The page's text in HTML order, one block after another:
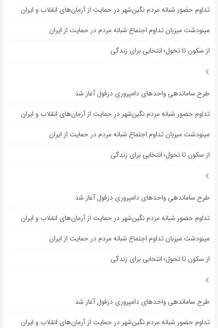
تداوم حضور شبانه مردم نگین‌شهر در حمایت از آرمان‌های انقلاب و ایران
مینودشت میزبان تداوم اجتماع شبانه مردم در حمایت از ایران
از سکون تا تحول؛ انتخابی برای زندگی
طرح ساماندهی واحدهای دامپروری دزفول آغاز شد
تداوم حضور شبانه مردم نگین‌شهر در حمایت از آرمان‌های انقلاب و ایران
مینودشت میزبان تداوم اجتماع شبانه مردم در حمایت از ایران
از سکون تا تحول؛ انتخابی برای زندگی
طرح ساماندهی واحدهای دامپروری دزفول آغاز شد
تداوم حضور شبانه مردم نگین‌شهر در حمایت از آرمان‌های انقلاب و ایران
مینودشت میزبان تداوم اجتماع شبانه مردم در حمایت از ایران
از سکون تا تحول؛ انتخابی برای زندگی
طرح ساماندهی واحدهای دامپروری دزفول آغاز شد
تداوم حضور شبانه مردم نگین‌شهر در حمایت از آرمان‌های انقلاب و ایران